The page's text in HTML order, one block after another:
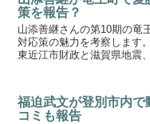
策を報告？
山添善継さんの第10期の竜
対応策の魅力を考察します
東近江市財政と滋賀県地震
福迫武文が登別市内で
コミも報告